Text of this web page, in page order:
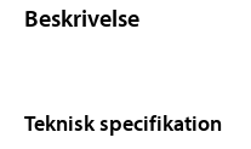
Beskrivelse
Teknisk specifikation